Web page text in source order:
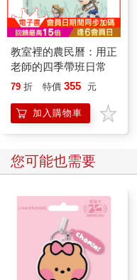
教室裡的農民曆：用正
老師的四季帶班日常
79 折 特價 355 元
加入購物車
您可能也需要